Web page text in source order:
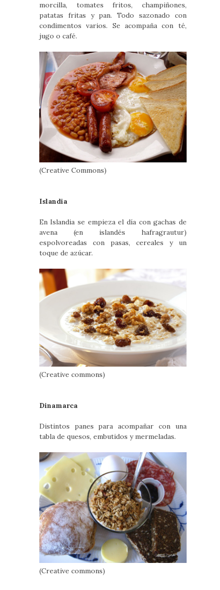
morcilla, tomates fritos, champiñones,
patatas fritas y pan. Todo sazonado con
condimentos varios. Se acompaña con té,
jugo o café.
(Creative Commons)
Islandia
En Islandia se empieza el día con gachas de
avena (en islandés hafragrautur)
espolvoreadas con pasas, cereales y un
toque de azúcar.
(Creative commons)
Dinamarca
Distintos panes para acompañar con una
tabla de quesos, embutidos y mermeladas.
(Creative commons)